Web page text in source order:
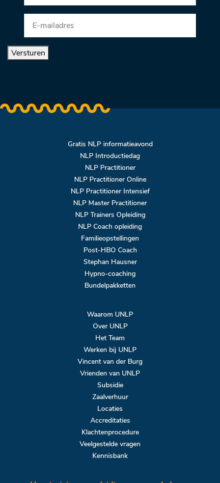
Versturen
Gratis NLP informatieavond
NLP Introductiedag
NLP Practitioner
NLP Practitioner Online
NLP Practitioner Intensief
NLP Master Practitioner
NLP Trainers Opleiding
NLP Coach opleiding
Familieopstellingen
Post-HBO Coach
Stephan Hausner
Hypno-coaching
Bundelpakketten
Waarom UNLP
Over UNLP
Het Team
Werken bij UNLP
Vincent van der Burg
Vrienden van UNLP
Subsidie
Zaalverhuur
Locaties
Accreditaties
Klachtenprocedure
Veelgestelde vragen
Kennisbank